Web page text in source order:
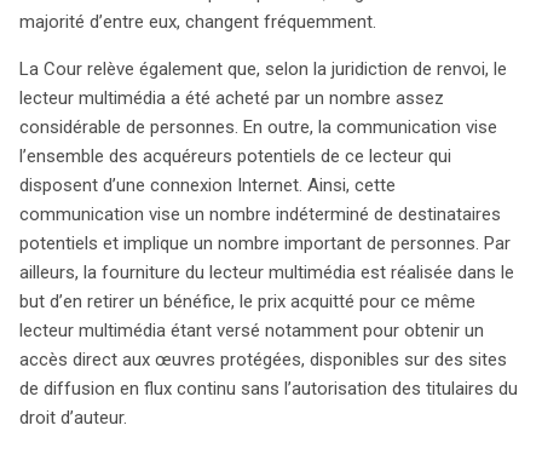
majorité d’entre eux, changent fréquemment.
La Cour relève également que, selon la juridiction de renvoi, le
lecteur multimédia a été acheté par un nombre assez
considérable de personnes. En outre, la communication vise
l’ensemble des acquéreurs potentiels de ce lecteur qui
disposent d’une connexion Internet. Ainsi, cette
communication vise un nombre indéterminé de destinataires
potentiels et implique un nombre important de personnes. Par
ailleurs, la fourniture du lecteur multimédia est réalisée dans le
but d’en retirer un bénéfice, le prix acquitté pour ce même
lecteur multimédia étant versé notamment pour obtenir un
accès direct aux œuvres protégées, disponibles sur des sites
de diffusion en flux continu sans l’autorisation des titulaires du
droit d’auteur.